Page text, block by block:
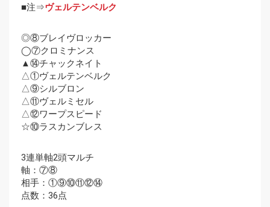
■注⇒ヴェルテンベルク
◎⑧ブレイヴロッカー
◯⑦クロミナンス
▲⑭チャックネイト
△①ヴェルテンベルク
△⑨シルブロン
△⑪ヴェルミセル
△⑫ワープスピード
☆⑩ラスカンブレス
3連単軸2頭マルチ
軸：⑦⑧
相手：①⑨⑩⑪⑫⑭
点数：36点